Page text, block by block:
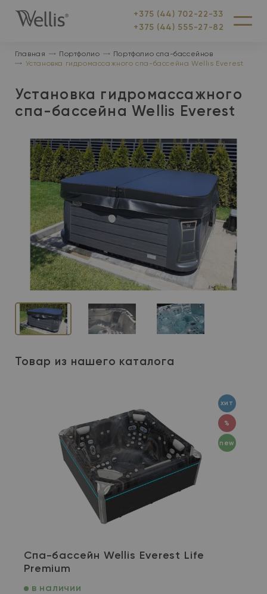
На
+375 (44) 702-22-33
+375 (44) 555-27-82
Меню
Главная Портфолио
Портфолио спа-бассейнов
Установка гидромассажного спа-бассейна Wellis Everest
Установка гидромассажного
спа-бассейна Wellis Everest
Товар из нашего каталога
Спа-бассейн Wellis Everest Life
Premium
в наличии
хит
со
скидкой
%
new